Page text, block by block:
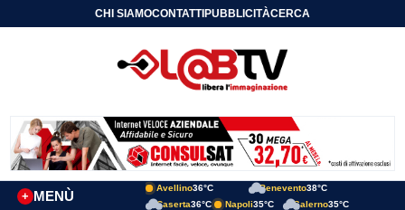
CHI SIAMOCONTATTIPUBBLICITÀCERCA
MENÙ
+
Avellino36°C Benevento38°C
Caserta36°C Napoli35°C Salerno35°C